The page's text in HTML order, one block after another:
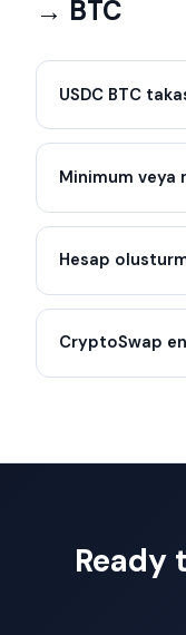
→ BTC
USDC BTC
Minimum veya
Hesap
CryptoSwap
Ready